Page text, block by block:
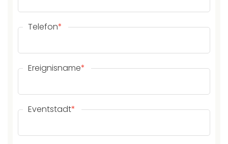
Telefon*
Ereignisname*
Eventstadt*